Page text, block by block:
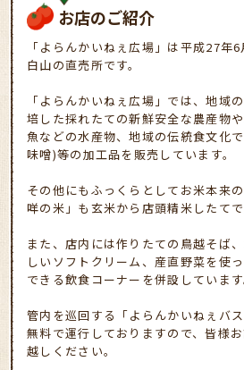
お店のご紹介
「よらんかいねぇ広場」は平成27年
白山の直売所です。
「よらんかいねぇ広場」では、地域
培した採れたての新鮮安全な農産物
魚などの水産物、地域の伝統食文化
味噌)等の加工品を販売しています。
その他にもふっくらとしてお米本来
咩の米」も玄米から店頭精米したてで
また、店内には作りたての鳥越そば
しいソフトクリーム、産直野菜を使
できる飲食コーナーを併設しています
管内を巡回する「よらんかいねぇバ
無料で運行しておりますので、皆様
越しください。